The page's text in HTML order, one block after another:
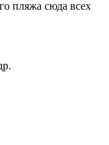
пляжа сюда всех